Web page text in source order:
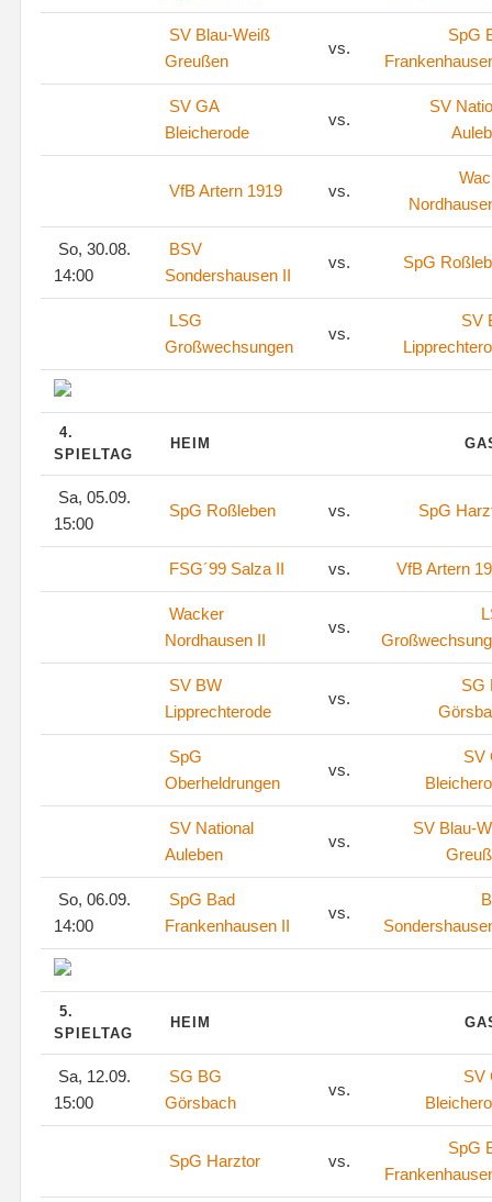
SV Blau-Weiß
Greußen
vs.
SpG
SV GA
Bleicherode
vs.
SV
VfB Artern 1919 vs.
So, 30.08.
14:00
BSV
Sondershausen II
vs. SpG
LSG
Großwechsungen
vs.
SV
4.
SPIELTAG
HEIM
Sa, 05.09.
15:00
SpG Roßleben vs. SpG
FSG´99 Salza II vs. VfB Artern
Wacker
Nordhausen II
vs.
SV BW
Lipprechterode
vs.
SG
SpG
Oberheldrungen
vs.
SV
SV National
Auleben
vs.
SV Blau-
So, 06.09.
14:00
SpG Bad
Frankenhausen II
vs.
5.
SPIELTAG
HEIM
Sa, 12.09.
15:00
SG BG
Görsbach
vs.
SV
SpG Harztor vs.
SpG